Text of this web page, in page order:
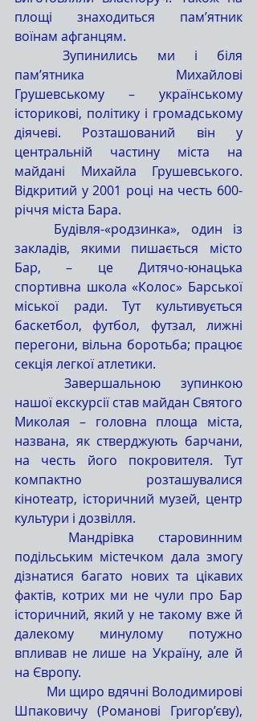
площі знаходиться пам’ятник
воїнам афганцям.
	Зупинились ми і біля
пам’ятника Михайлові
Грушевському – українському
історикові, політику і громадському
діячеві. Розташований він у
центральній частину міста на
майдані Михайла Грушевського.
Відкритий у 2001 році на честь 600-
річчя міста Бара.
закладів, якими пишається місто
Бар, – це Дитячо-юнацька
спортивна школа «Колос» Барської
міської ради. Тут культивується
баскетбол, футбол, футзал, лижні
перегони, вільна боротьба; працює
секція легкої атлетики.
нашої екскурсії став майдан Святого
Миколая – головна площа міста,
названа, як стверджують барчани,
на честь його покровителя. Тут
компактно розташувалися
кінотеатр, історичний музей, центр
культури і дозвілля.
подільським містечком дала змогу
дізнатися багато нових та цікавих
фактів, котрих ми не чули про Бар
історичний, який у не такому вже й
далекому минулому потужно
впливав не лише на Україну, але й
на Європу.
Шпаковичу (Романові Григор’єву),